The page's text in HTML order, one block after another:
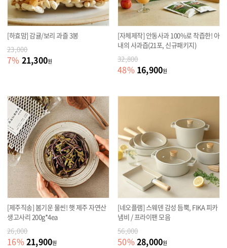
[하효맘] 감귤/보리 과즐 3봉
23,000
7% 21,300원
[자체제작] 안동사과 100%로 착즙한! 아
내의 사과즙(21포, 신규패키지)
32,800
48% 16,900원
[제주직송] 봄기운 물씬! 햇 제주 자연산
생고사리 200g*4ea
26,000
16% 21,900원
[네오플램] 스웨덴 감성 듬뿍, FIKA 피카
냄비 / 프라이팬 모음
56,000
50% 28,000원